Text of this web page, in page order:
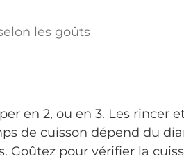
les goûts
en 2, ou en 3. Les rincer
de cuisson dépend du
Goûtez pour vérifier la